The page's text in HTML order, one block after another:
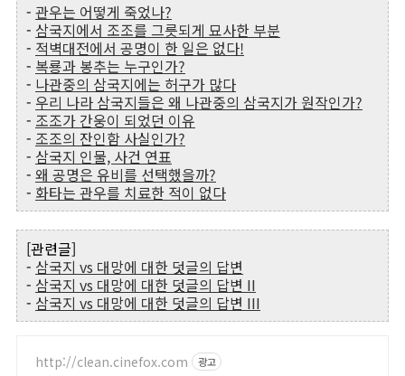
- 관우는 어떻게 죽었나?
- 삼국지에서 조조를 그릇되게 묘사한 부분
- 적벽대전에서 공명이 한 일은 없다!
- 복룡과 봉추는 누구인가?
- 나관중의 삼국지에는 허구가 많다
- 우리 나라 삼국지들은 왜 나관중의 삼국지가 원작인가?
- 조조가 간웅이 되었던 이유
- 조조의 잔인함 사실인가?
- 삼국지 인물, 사건 연표
- 왜 공명은 유비를 선택했을까?
- 화타는 관우를 치료한 적이 없다
[관련글]
- 삼국지 vs 대망에 대한 덧글의 답변
- 삼국지 vs 대망에 대한 덧글의 답변 II
- 삼국지 vs 대망에 대한 덧글의 답변 III
http://clean.cinefox.com 광고